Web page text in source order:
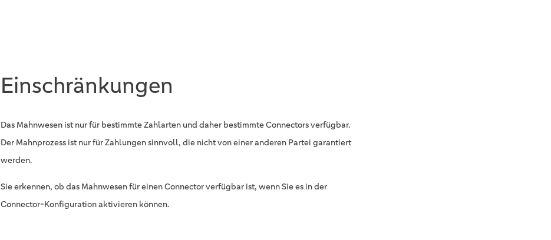
Einschränkungen
Das Mahnwesen ist nur für bestimmte Zahlarten und daher bestimmte Connectors verfügbar.
Der Mahnprozess ist nur für Zahlungen sinnvoll, die nicht von einer anderen Partei garantiert
werden.
Sie erkennen, ob das Mahnwesen für einen Connector verfügbar ist, wenn Sie es in der
Connector-Konfiguration aktivieren können.